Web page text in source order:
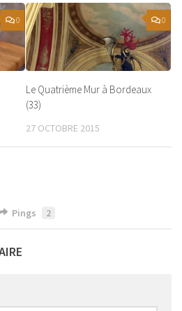
0 0
Le Quatrième Mur à Bordeaux
(33)
27 OCTOBRE 2015
Pings 2